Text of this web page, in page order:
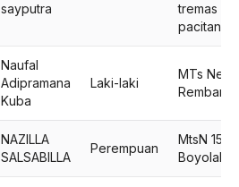
sayputra
tremas
pacitan
Naufal
Adipramana
Kuba
Laki-laki
MTs
Rembang
NAZILLA
SALSABILLA
Perempuan
MtsN 15
Boyolali